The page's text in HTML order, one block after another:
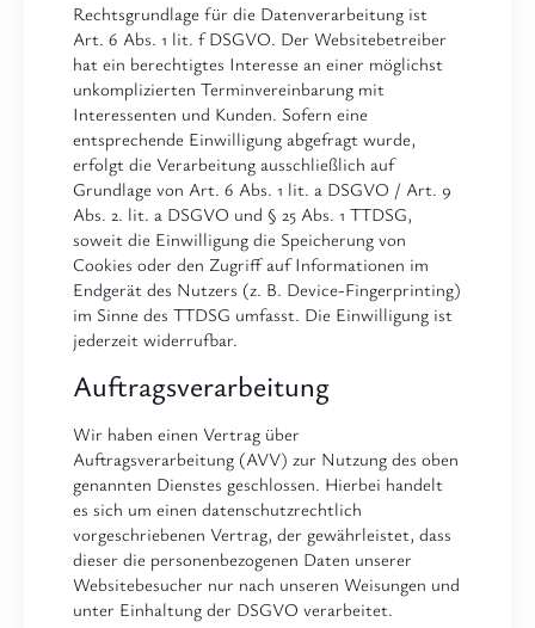
Rechtsgrundlage für die Datenverarbeitung ist
Art. 6 Abs. 1 lit. f DSGVO. Der Websitebetreiber
hat ein berechtigtes Interesse an einer möglichst
unkomplizierten Terminvereinbarung mit
Interessenten und Kunden. Sofern eine
entsprechende Einwilligung abgefragt wurde,
erfolgt die Verarbeitung ausschließlich auf
Grundlage von Art. 6 Abs. 1 lit. a DSGVO / Art. 9
Abs. 2. lit. a DSGVO und § 25 Abs. 1 TTDSG,
soweit die Einwilligung die Speicherung von
Cookies oder den Zugriff auf Informationen im
Endgerät des Nutzers (z. B. Device-Fingerprinting)
im Sinne des TTDSG umfasst. Die Einwilligung ist
jederzeit widerrufbar.
Auftragsverarbeitung
Wir haben einen Vertrag über
Auftragsverarbeitung (AVV) zur Nutzung des oben
genannten Dienstes geschlossen. Hierbei handelt
es sich um einen datenschutzrechtlich
vorgeschriebenen Vertrag, der gewährleistet, dass
dieser die personenbezogenen Daten unserer
Websitebesucher nur nach unseren Weisungen und
unter Einhaltung der DSGVO verarbeitet.